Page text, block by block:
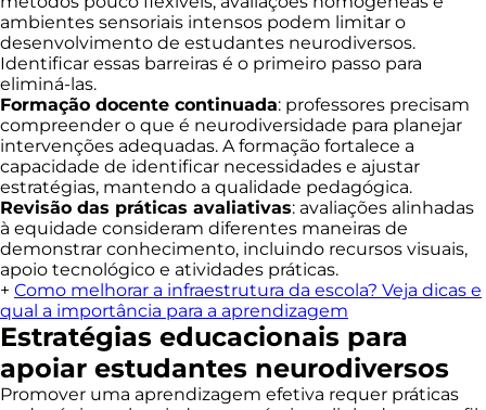
ambientes sensoriais intensos podem limitar o
desenvolvimento de estudantes neurodiversos.
Identificar essas barreiras é o primeiro passo para
eliminá-las.
Formação docente continuada: professores precisam
compreender o que é neurodiversidade para planejar
intervenções adequadas. A formação fortalece a
capacidade de identificar necessidades e ajustar
estratégias, mantendo a qualidade pedagógica.
Revisão das práticas avaliativas: avaliações alinhadas
à equidade consideram diferentes maneiras de
demonstrar conhecimento, incluindo recursos visuais,
apoio tecnológico e atividades práticas.
+ Como melhorar a infraestrutura da escola? Veja dicas e
qual a importância para a aprendizagem
Estratégias educacionais para
apoiar estudantes neurodiversos
Promover uma aprendizagem efetiva requer práticas